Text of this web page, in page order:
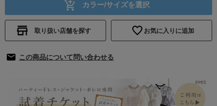
カラー/サイズを選択
取り扱い店舗を探す お気に入りに追加
この商品について問い合わせる